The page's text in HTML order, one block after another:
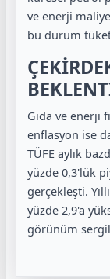
ve enerji
bu durum
Gıda ve enerji
enflasyon ise
TÜFE aylık
yüzde 0,3'lük
gerçekleşti.
yüzde 2,9'a
görünüm